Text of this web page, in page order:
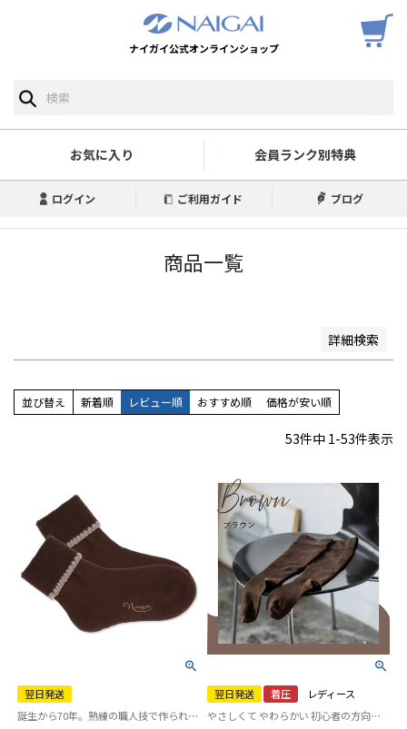
ナイガイ公式オンラインショップ
お気に入り 会員ランク別特典
ログイン ご利用ガイド ブログ
商品一覧
詳細検索
並び順
新着順
価格が高い順
優先度順
キーワードヒット順
並び替え 新着順 レビュー順 おすすめ順 価格が安い順
53件中 1-53件表示
翌日発送
誕生から70年。熟練の職人技で作られた逸品「ハマグリ」パイルソックス 冷えとり靴下
翌日発送 着圧
レディース
やさしくて やわらかい 初心者の方向け 着圧 ハイソックス